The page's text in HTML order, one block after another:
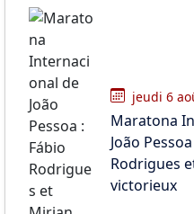
jeudi 6
Maratona
João
Rodrigues
victorieux